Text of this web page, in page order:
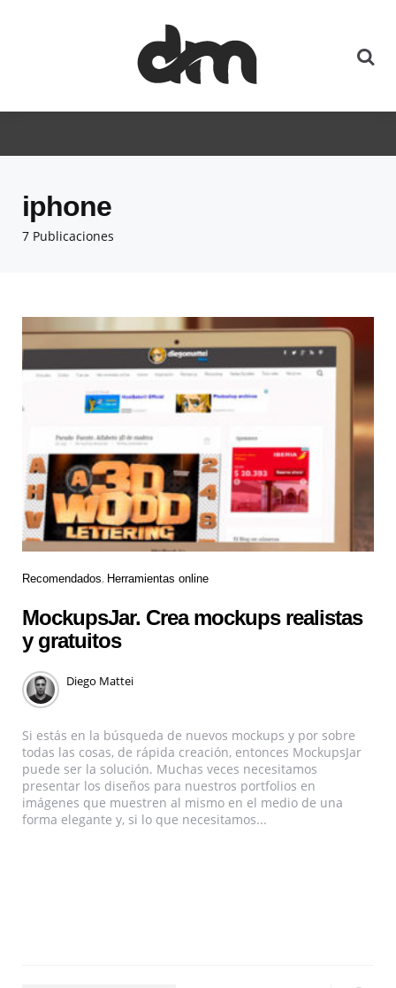
7 Publicaciones
iphone
Recomendados Herramientas online
MockupsJar. Crea mockups realistas
y gratuitos
Diego Mattei
Si estás en la búsqueda de nuevos mockups y por sobre
todas las cosas, de rápida creación, entonces MockupsJar
puede ser la solución. Muchas veces necesitamos
presentar los diseños para nuestros portfolios en
imágenes que muestren al mismo en el medio de una
forma elegante y, si lo que necesitamos...